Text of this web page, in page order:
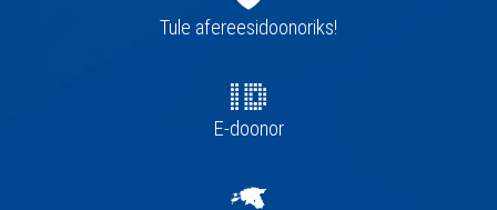
navigatsioonTule afereesidoonoriks!
E-doonor